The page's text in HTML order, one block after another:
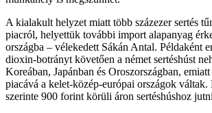
A kialakult helyzet miatt több százezer sertés
piacról, helyettük további import alapanyag
országba – vélekedett Sákán Antal. Példaként
dioxin-botrányt követően a német sertéshúst
Koreában, Japánban és Oroszországban, emiatt
piacává a kelet-közép-európai országok váltak.
szerinte 900 forint körüli áron sertéshúshoz